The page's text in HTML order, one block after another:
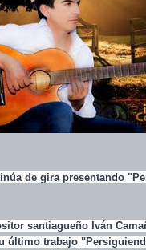
de gira presentando
santiagueño Iván
último trabajo